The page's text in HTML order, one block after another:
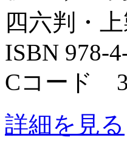
四六判・
ISBN 978-
Cコード
詳細を見る